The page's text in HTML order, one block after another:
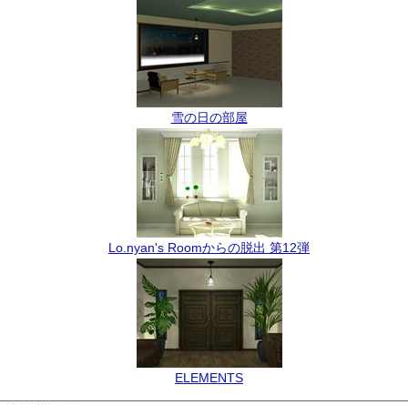
雪の日の部屋
Lo.nyan's Roomからの脱出 第12弾
ELEMENTS